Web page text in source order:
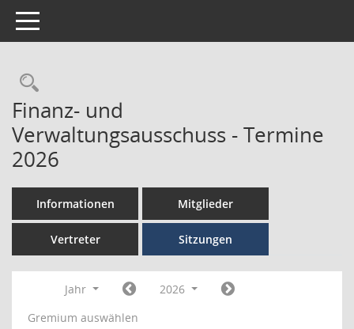
Toggle navigation
Finanz- und
Verwaltungsausschuss - Termine
2026
Informationen Mitglieder
Vertreter Sitzungen
Jahr
2026
Gremium auswählen